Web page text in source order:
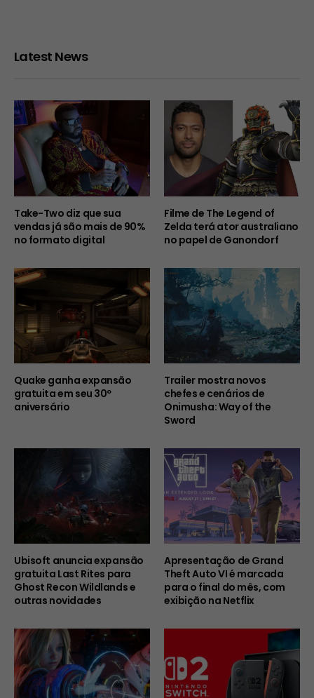
Latest News
Take-Two diz que sua
vendas já são mais de 90%
no formato digital
Filme de The Legend of
Zelda terá ator australiano
no papel de Ganondorf
Quake ganha expansão
gratuita em seu 30º
aniversário
Trailer mostra novos
chefes e cenários de
Onimusha: Way of the
Sword
Ubisoft anuncia expansão
gratuita Last Rites para
Ghost Recon Wildlands e
outras novidades
Apresentação de Grand
Theft Auto VI é marcada
para o final do mês, com
exibição na Netflix